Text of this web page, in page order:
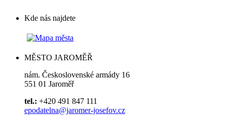
Kde nás najdete
MĚSTO JAROMĚŘ
nám. Československé armády 16
551 01 Jaroměř
tel.: +420 491 847 111
epodatelna@jaromer-josefov.cz